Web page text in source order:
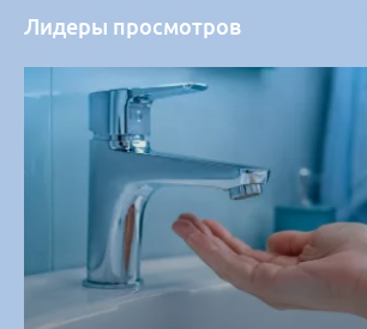
Лидеры просмотров